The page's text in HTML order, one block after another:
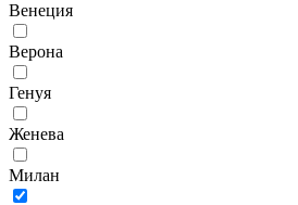
Венеция
Верона
Генуя
Женева
Милан